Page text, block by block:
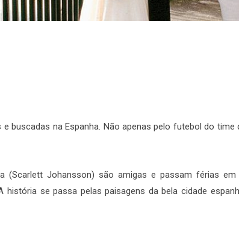
buscadas na Espanha. Não apenas pelo futebol do time
(Scarlett Johansson) são amigas e passam férias em
história se passa pelas paisagens da bela cidade